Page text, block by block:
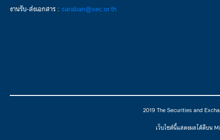
งานรับ-ส่งเอกสาร : saraban@sec.or.th
2019 The Securities and
เว็บไซต์นี้แสดงผลได้ดีบน